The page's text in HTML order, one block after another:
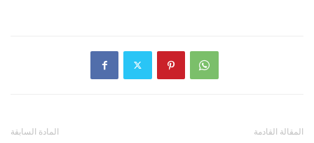
المادة السابقة المقالة القادمة